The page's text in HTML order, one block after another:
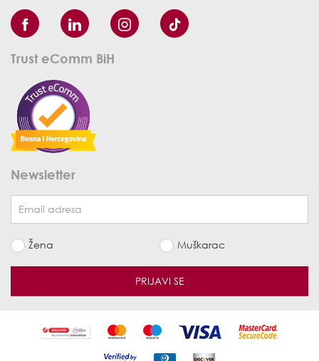
Trust eComm BiH
Newsletter
Žena Muškarac
PRIJAVI SE